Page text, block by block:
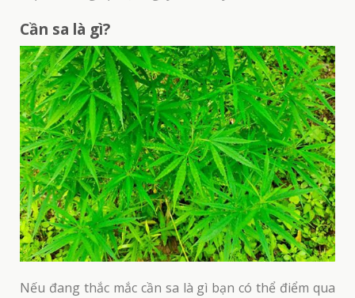
Cần sa là gì?
Nếu đang thắc mắc cần sa là gì bạn có thể điểm qua